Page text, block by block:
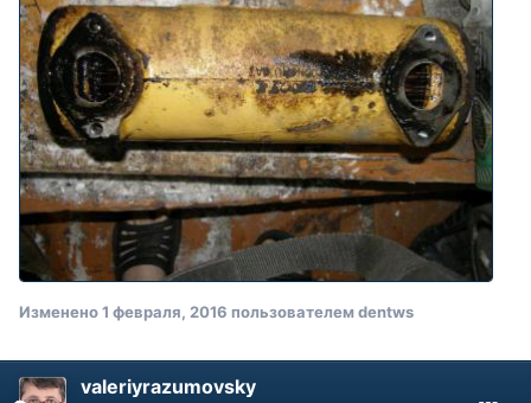
Изменено1 февраля, 2016 пользователем dentws
valeriyrazumovsky